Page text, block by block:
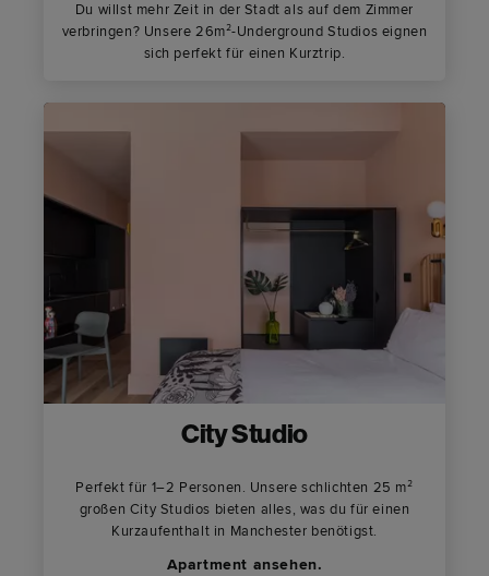
Du willst mehr Zeit in der Stadt als auf dem Zimmer
verbringen? Unsere 26m²-Underground Studios eignen
sich perfekt für einen Kurztrip.
City Studio
Perfekt für 1–2 Personen. Unsere schlichten 25 m²
großen City Studios bieten alles, was du für einen
Kurzaufenthalt in Manchester benötigst.
Apartment ansehen.